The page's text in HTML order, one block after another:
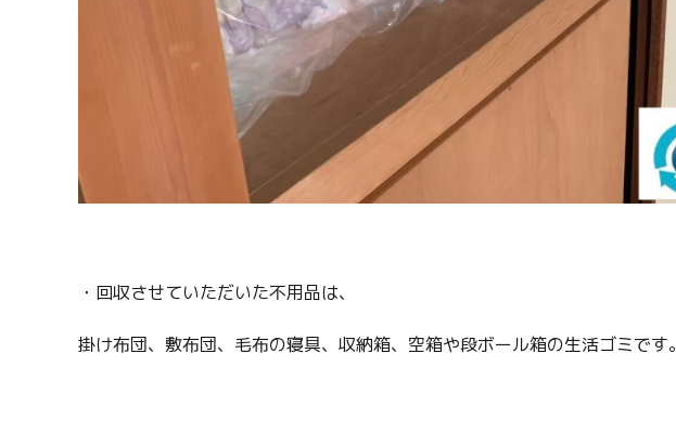
・回収させていただいた不用品は、
掛け布団、敷布団、毛布の寝具、収納箱、空箱や段ボール箱の生活ゴミです。